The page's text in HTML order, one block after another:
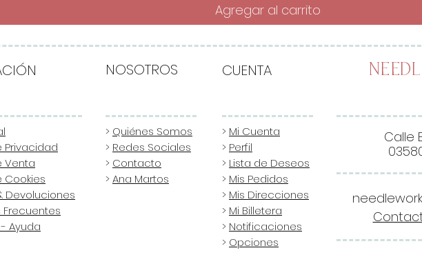
Agregar al carrito
Privacidad
Venta
Cookies
Devoluciones
Frecuentes
Ayuda
NOSOTROS
> Quiénes Somos
> Redes Sociales
> Contacto
>Ana Martos
CUENTA
> Mi Cuenta
> Perfil
> Lista de Deseos
> Mis Pedidos
> Mis Direcciones
> Mi Billetera
> Notificaciones
> Opciones
Calle